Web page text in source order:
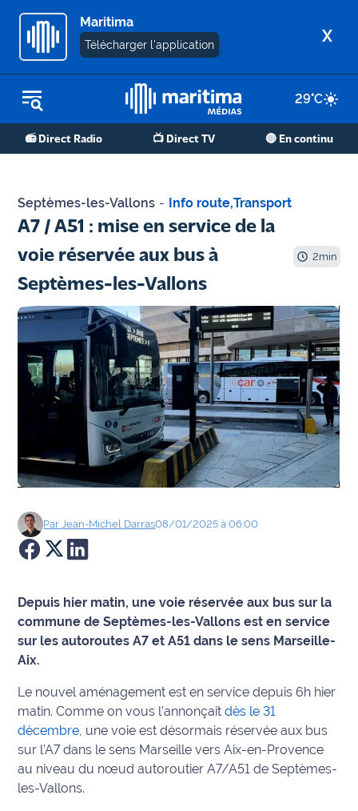
Maritima
Télécharger l'application X
29°C
📻 Direct Radio 📺 Direct TV 🔴 En continu
REPLAY RADIO
REPLAY TV
Martigues
- Etang
de Berre
Marseille
- Aix
OM
Agenda
Sports
Société
Culture
Économie
Éducation
Environnement
Info
route
Septèmes-les-Vallons - Info route,Transport
A7 / A51 : mise en service de la
voie réservée aux bus à
Septèmes-les-Vallons
2min
ParJean-Michel Darras08/01/2025 à 06:00
Depuis hier matin, une voie réservée aux bus sur la
commune de Septèmes-les-Vallons est en service
sur les autoroutes A7 et A51 dans le sens Marseille-
Aix.
Le nouvel aménagement est en service depuis 6h hier
matin. Comme on vous l'annonçaitdès le 31
décembre , une voie est désormais réservée aux bus
sur l’A7 dans le sens Marseille vers Aix-en-Provence
au niveau du nœud autoroutier A7/A51 de Septèmes-
les-Vallons.